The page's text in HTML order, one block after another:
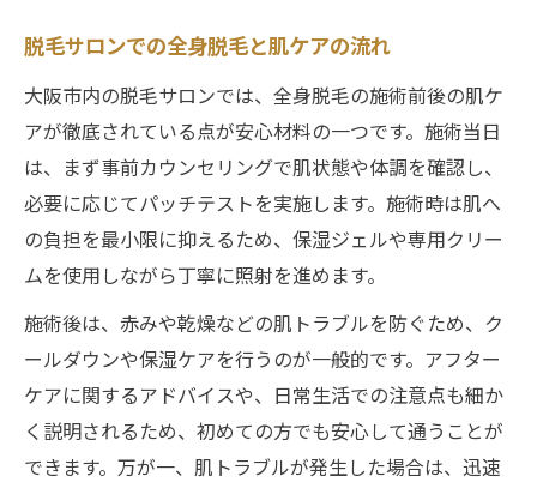
脱毛サロンでの全身脱毛と肌ケアの流れ
大阪市内の脱毛サロンでは、全身脱毛の施術前後の肌ケ
アが徹底されている点が安心材料の一つです。施術当日
は、まず事前カウンセリングで肌状態や体調を確認し、
必要に応じてパッチテストを実施します。施術時は肌へ
の負担を最小限に抑えるため、保湿ジェルや専用クリー
ムを使用しながら丁寧に照射を進めます。
施術後は、赤みや乾燥などの肌トラブルを防ぐため、ク
ールダウンや保湿ケアを行うのが一般的です。アフター
ケアに関するアドバイスや、日常生活での注意点も細か
く説明されるため、初めての方でも安心して通うことが
できます。万が一、肌トラブルが発生した場合は、迅速